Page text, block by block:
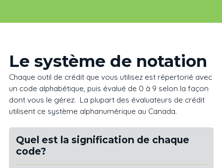
Le système de notation
Chaque outil de crédit que vous utilisez est répertorié avec
un code alphabétique, puis évalué de 0 à 9 selon la façon
dont vous le gérez. La plupart des évaluateurs de crédit
utilisent ce système alphanumérique au Canada.
Quel est la signification de chaque
code?